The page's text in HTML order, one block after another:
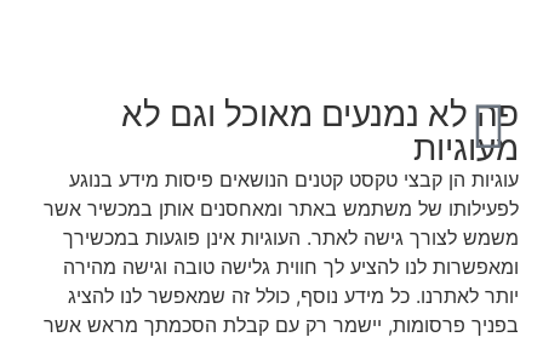
פה לא נמנעים מאוכל וגם לא
מעוגיות
עוגיות הן קבצי טקסט קטנים הנושאים פיסות מידע בנוגע
לפעילותו של משתמש באתר ומאחסנים אותן במכשיר אשר
משמש לצורך גישה לאתר. העוגיות אינן פוגעות במכשירך
ומאפשרות לנו להציע לך חווית גלישה טובה וגישה מהירה
יותר לאתרנו. כל מידע נוסף, כולל זה שמאפשר לנו להציג
בפניך פרסומות, יישמר רק עם קבלת הסכמתך מראש אשר